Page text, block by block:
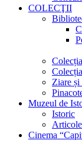
COLECŢII
Ziare și
Muzeul de
Istoric
Cinema